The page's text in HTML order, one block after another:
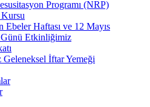
Programı (NRP)
Kursu
Ebeler Haftası ve 12 Mayıs
Etkinliğimiz
Geleneksel İftar Yemeği